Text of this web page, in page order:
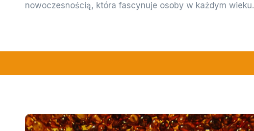
nowoczesnością, która fascynuje osoby w każdym wieku.